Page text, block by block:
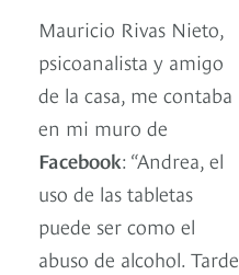
Mauricio Rivas Nieto,
psicoanalista y amigo
de la casa, me contaba
en mi muro de
Facebook: “Andrea, el
uso de las tabletas
puede ser como el
abuso de alcohol. Tarde